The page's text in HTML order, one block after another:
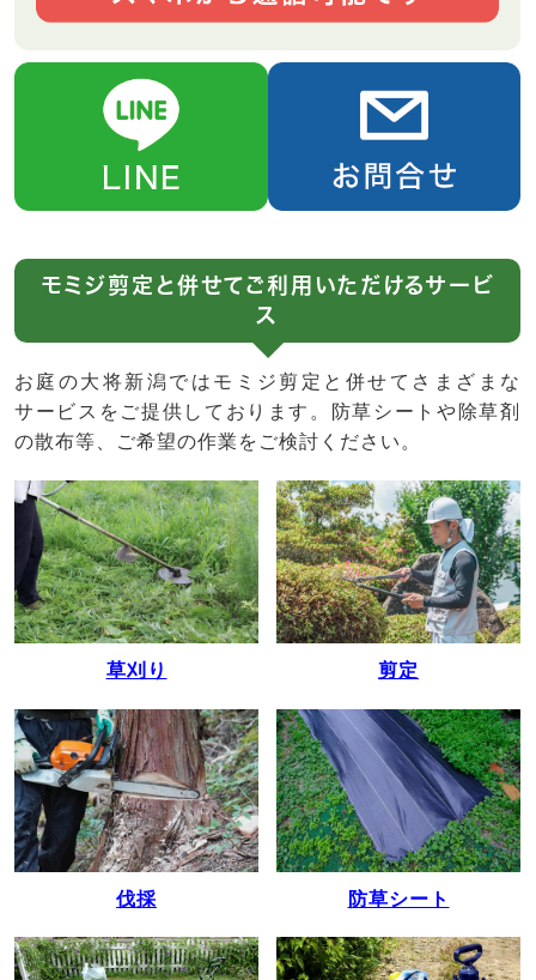
モミジ剪定と併せてご利用いただけるサービ
ス
お庭の大将新潟ではモミジ剪定と併せてさまざまな
サービスをご提供しております。防草シートや除草剤
の散布等、ご希望の作業をご検討ください。
草刈り 剪定
伐採 防草シート